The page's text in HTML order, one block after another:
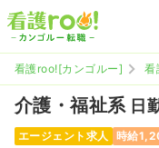
看護roo![カンゴルー] 看
介護・福祉系 日
エージェント求人 時給